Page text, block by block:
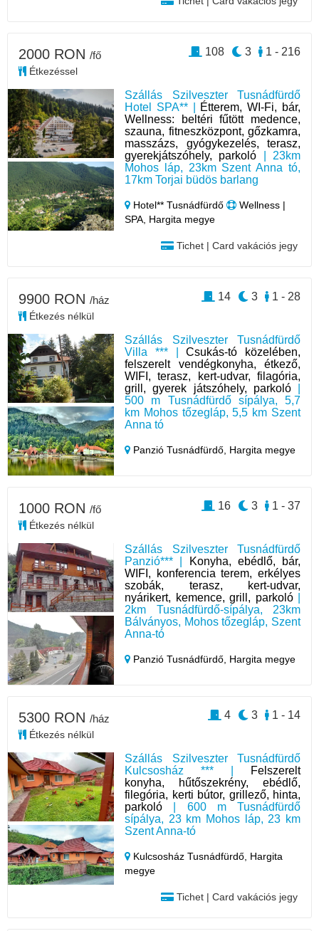
Szállás Szilveszter Tusnádfürdő
Hotel SPA** | Étterem, WI-Fi, bár,
Wellness: beltéri fűtött medence,
szauna, fitneszközpont, gőzkamra,
masszázs, gyógykezelés, terasz,
gyerekjátszóhely, parkoló | 23km
Mohos láp, 23km Szent Anna tó,
17km Torjai büdös barlang
Hotel** Tusnádfürdő
Wellness |
SPA, Hargita megye
Tichet | Card vakációs jegy
2000 RON /fő
Étkezéssel
1 - 216
3
108
Szállás Szilveszter Tusnádfürdő
Villa *** |Csukás-tó közelében,
felszerelt vendégkonyha, étkező,
WIFI, terasz, kert-udvar, filagória,
grill, gyerek játszóhely, parkoló|
500 m Tusnádfürdő sípálya, 5,7
km Mohos tőzegláp, 5,5 km Szent
Anna tó
Panzió Tusnádfürdő, Hargita megye
9900 RON /ház
Étkezés nélkül
1 - 28
3
14
Szállás Szilveszter Tusnádfürdő
Panzió*** |
Konyha, ebédlő, bár,
WIFI, konferencia terem, erkélyes
szobák, terasz, kert-udvar,
nyárikert, kemence, grill, parkoló|
2km Tusnádfürdő-sípálya, 23km
Bálványos, Mohos tőzegláp, Szent
Anna-tó
Panzió Tusnádfürdő, Hargita megye
1000 RON /fő
Étkezés nélkül
1 - 37
3
16
Szállás Szilveszter Tusnádfürdő
Kulcsosház *** |
Felszerelt
konyha, hűtőszekrény, ebédlő,
filegória, kerti bútor, grillező, hinta,
parkoló | 600 m Tusnádfürdő
sípálya, 23 km Mohos láp, 23 km
Szent Anna-tó
Kulcsosház Tusnádfürdő, Hargita
megye
Tichet | Card vakációs jegy
5300 RON /ház
Étkezés nélkül
1 - 14
3
4